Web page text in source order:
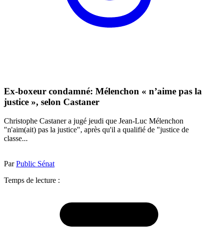
Ex-boxeur condamné: Mélenchon « n’aime pas la
justice », selon Castaner
Christophe Castaner a jugé jeudi que Jean-Luc Mélenchon
"n'aim(ait) pas la justice", après qu'il a qualifié de "justice de
classe...
ParPublic Sénat
Temps de lecture :